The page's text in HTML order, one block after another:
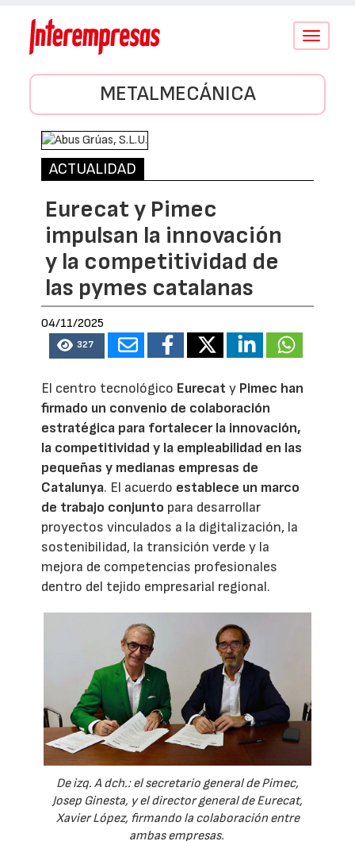
Conmutar
METALMECÁNICA
ACTUALIDAD
Eurecat y Pimec
impulsan la innovación
y la competitividad de
las pymes catalanas
04/11/2025
327
El centro tecnológico Eurecaty Pimec han
firmado un convenio de colaboración
estratégica para fortalecer la innovación,
la competitividad y la empleabilidad en las
pequeñas y medianas empresas de
Catalunya. El acuerdo establece un marco
de trabajo conjunto para desarrollar
proyectos vinculados a la digitalización, la
sostenibilidad, la transición verde y la
mejora de competencias profesionales
dentro del tejido empresarial regional.
De izq. A dch.: el secretario general de Pimec,
Josep Ginesta, y el director general de Eurecat,
Xavier López, firmando la colaboración entre
ambas empresas.